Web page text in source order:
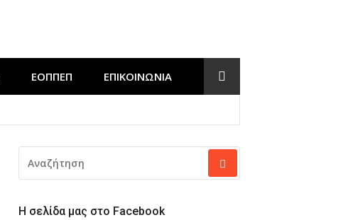
ΕΟΠΠΕΠ ΕΠΙΚΟΙΝΩΝΊΑ
ΓΙΑ:
Η σελίδα μας στο Facebook